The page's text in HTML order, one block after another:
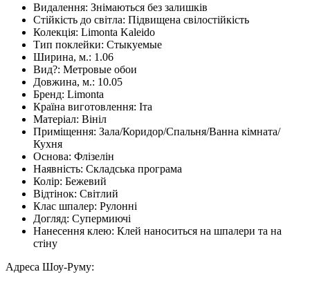
Видалення: Знімаються без залишків
Стійкість до світла: Підвищена свілостійкість
Колекція: Limonta Kaleido
Тип поклейки: Стыкуемые
Ширина, м.: 1.06
Вид?: Метровые обои
Довжина, м.: 10.05
Бренд: Limonta
Країна виготовлення: Іта
Матеріал: Вініл
Приміщення: Зала/Коридор/Спальня/Ванна кімната/
Кухня
Основа: Флізелін
Наявність: Складська програма
Колір: Бежевий
Відтінок: Світлий
Клас шпалер: Рулонні
Догляд: Супермиючі
Нанесення клею: Клей наноситься на шпалери та на
стіну
Адреса Шоу-Руму: